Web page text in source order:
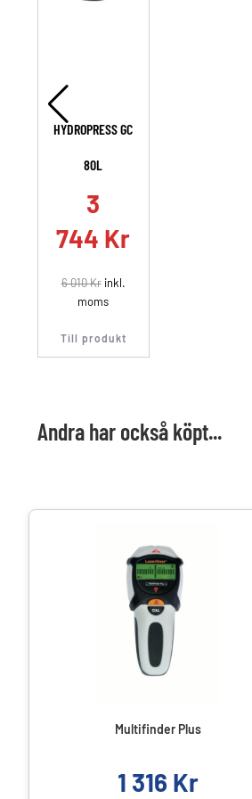
HYDROPRESS GC
80L
3
744 Kr
6 010Krinkl.
moms
Till produkt
Andra har också köpt...
Multifinder Plus
1 316 Kr